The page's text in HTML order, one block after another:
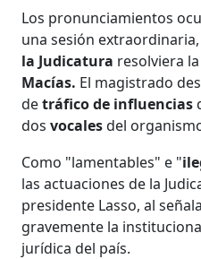
Los pronunciamientos
una sesión
la Judicatura resolviera
Macías. El magistrado
detráfico de influencias
dos vocalesdel
Como "lamentables" e "
las actuaciones de la
presidente Lasso, al
gravemente la
jurídica del país.